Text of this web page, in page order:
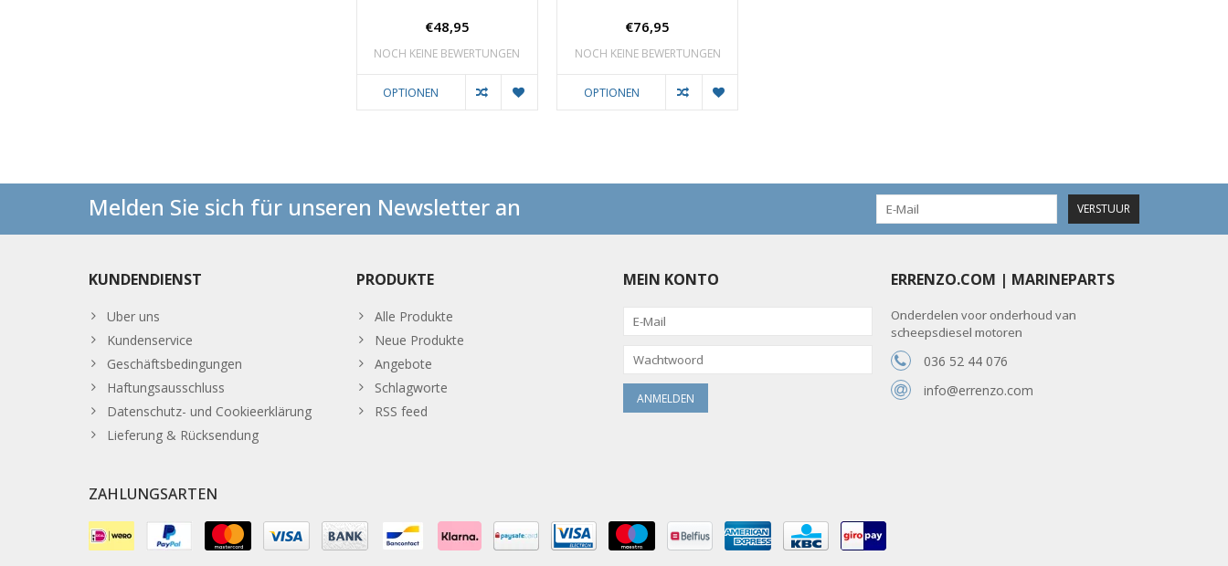
€48,95
NOCH KEINE BEWERTUNGEN
OPTIONEN
€76,95
NOCH KEINE BEWERTUNGEN
OPTIONEN
Melden Sie sich für unseren Newsletter an VERSTUUR
KUNDENDIENST
Uber uns
Kundenservice
Geschäftsbedingungen
Haftungsausschluss
Datenschutz- und Cookieerklärung
Lieferung & Rücksendung
PRODUKTE
Alle Produkte
Neue Produkte
Angebote
Schlagworte
RSS feed
MEIN KONTO ERRENZO.COM | MARINEPARTS
Onderdelen voor onderhoud van
scheepsdiesel motoren
036 52 44 076
info@errenzo.com
ZAHLUNGSARTEN